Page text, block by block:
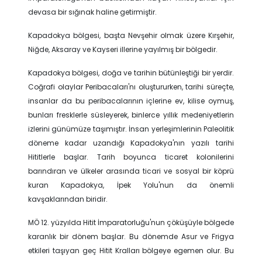
devasa bir sığınak haline getirmiştir.
Kapadokya bölgesi, başta Nevşehir olmak üzere Kırşehir,
Niğde, Aksaray ve Kayseri illerine yayılmış bir bölgedir.
Kapadokya bölgesi, doğa ve tarihin bütünleştiği bir yerdir.
Coğrafi olaylar Peribacaları'nı oluştururken, tarihi süreçte,
insanlar da bu peribacalarının içlerine ev, kilise oymuş,
bunları fresklerle süsleyerek, binlerce yıllık medeniyetlerin
izlerini günümüze taşımıştır. İnsan yerleşimlerinin Paleolitik
döneme kadar uzandığı Kapadokya'nın yazılı tarihi
Hititlerle başlar. Tarih boyunca ticaret kolonilerini
barındıran ve ülkeler arasında ticari ve sosyal bir köprü
kuran Kapadokya, İpek Yolu'nun da önemli
kavşaklarından biridir.
MÖ 12. yüzyılda Hitit İmparatorluğu'nun çöküşüyle bölgede
karanlık bir dönem başlar. Bu dönemde Asur ve Frigya
etkileri taşıyan geç Hitit Kralları bölgeye egemen olur. Bu